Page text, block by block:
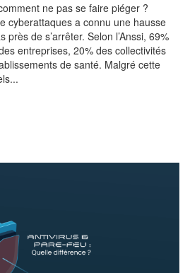
ne pas se faire piéger ?
cyberattaques a connu une hausse
près de s’arrêter. Selon l’Anssi, 69%
entreprises, 20% des collectivités
de santé. Malgré cette